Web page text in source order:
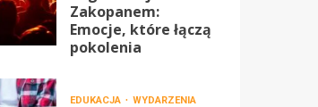
Zakopanem:
Emocje, które łączą
pokolenia
EDUKACJA WYDARZENIA